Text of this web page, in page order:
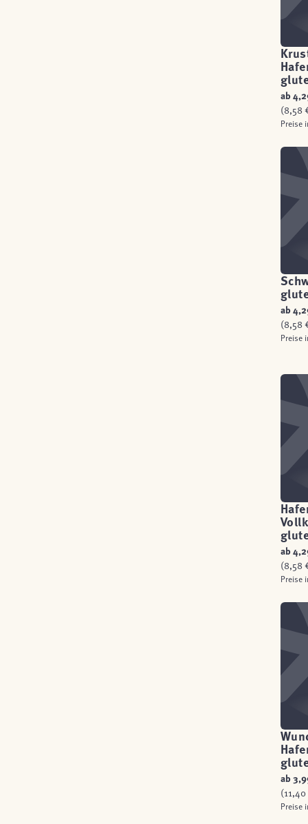
ab
(8,58
Preise
ab
(8,58
Preise
ab
(8,58
Preise
ab
Preise